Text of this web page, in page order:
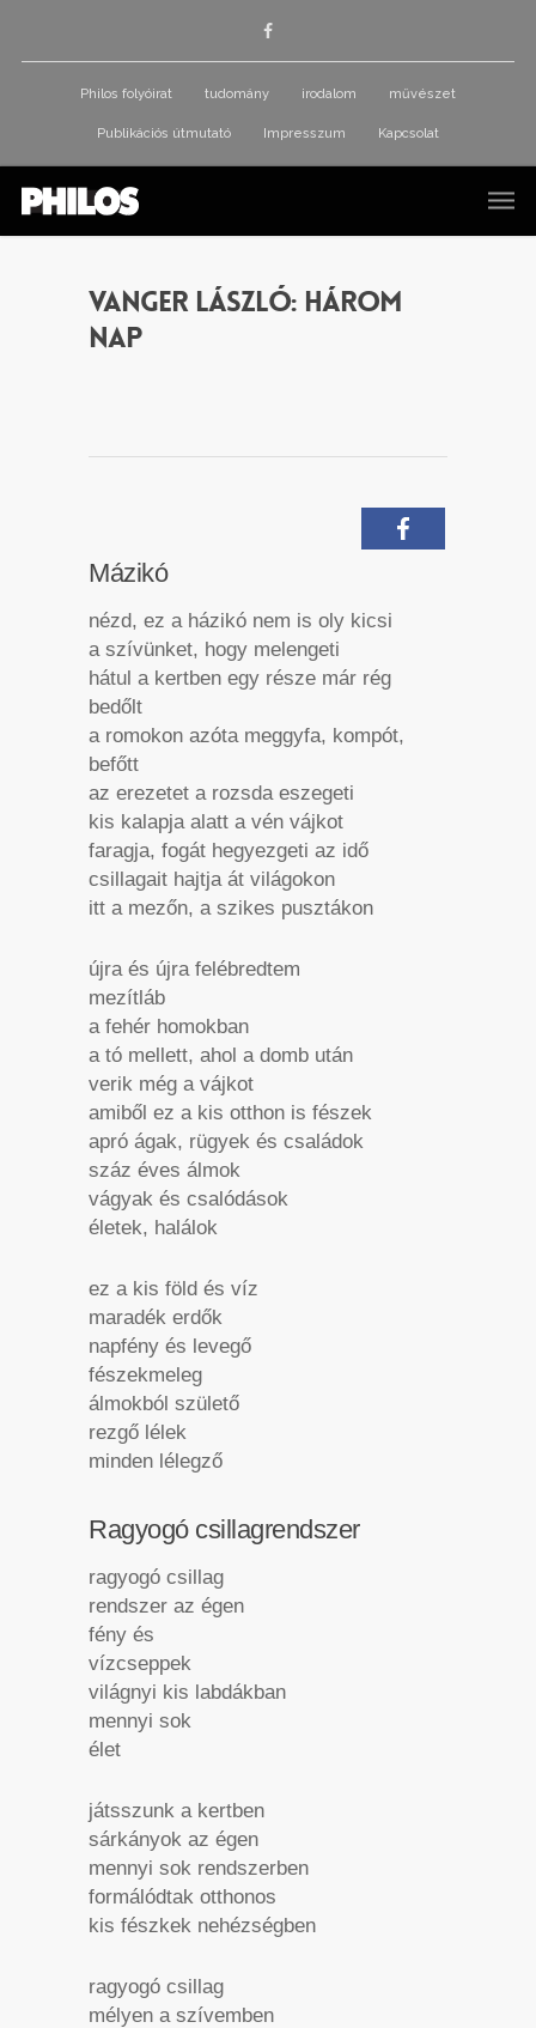
Philos folyóirat tudomány irodalom művészet
Publikációs útmutató Impresszum Kapcsolat
Vanger László: Három
nap
Mázikó
nézd, ez a házikó nem is oly kicsi
a szívünket, hogy melengeti
hátul a kertben egy része már rég
bedőlt
a romokon azóta meggyfa, kompót,
befőtt
az erezetet a rozsda eszegeti
kis kalapja alatt a vén vájkot
faragja, fogát hegyezgeti az idő
csillagait hajtja át világokon
itt a mezőn, a szikes pusztákon
újra és újra felébredtem
mezítláb
a fehér homokban
a tó mellett, ahol a domb után
verik még a vájkot
amiből ez a kis otthon is fészek
apró ágak, rügyek és családok
száz éves álmok
vágyak és csalódások
életek, halálok
ez a kis föld és víz
maradék erdők
napfény és levegő
fészekmeleg
álmokból születő
rezgő lélek
minden lélegző
Ragyogó csillagrendszer
ragyogó csillag
rendszer az égen
fény és
vízcseppek
világnyi kis labdákban
mennyi sok
élet
játsszunk a kertben
sárkányok az égen
mennyi sok rendszerben
formálódtak otthonos
kis fészkek nehézségben
ragyogó csillag
mélyen a szívemben